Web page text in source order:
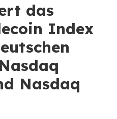
das
Index
Nasdaq